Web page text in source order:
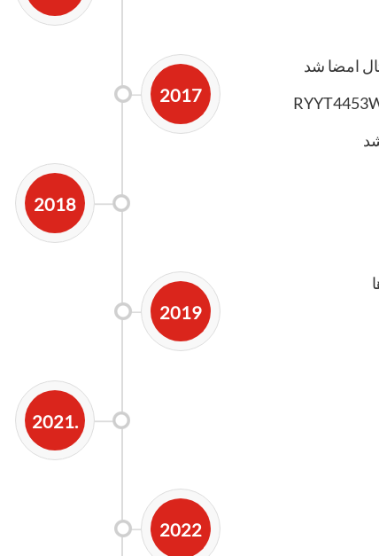
2017
2018
2019
2021.
2022